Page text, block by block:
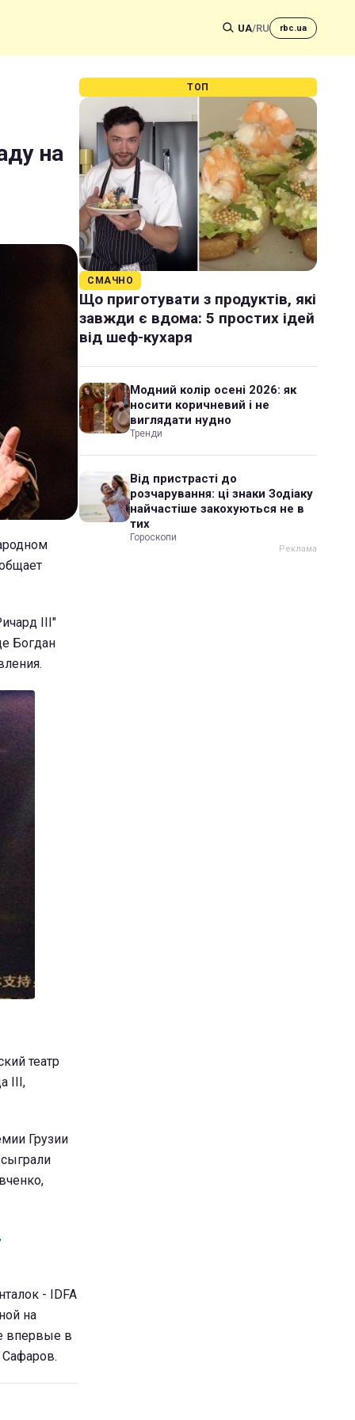
UA/RU rbc.ua
на
III"
Богдан
театр
III,
Грузии
- IDFA
на
впервые в
Сафаров.
ТОП
СМАЧНО
Що приготувати з продуктів, які
завжди є вдома: 5 простих ідей
від шеф-кухаря
Модний колір осені 2026: як
носити коричневий і не
виглядати нудно
Тренди
Від пристрасті до
розчарування: ці знаки Зодіаку
найчастіше закохуються не в
тих
Гороскопи